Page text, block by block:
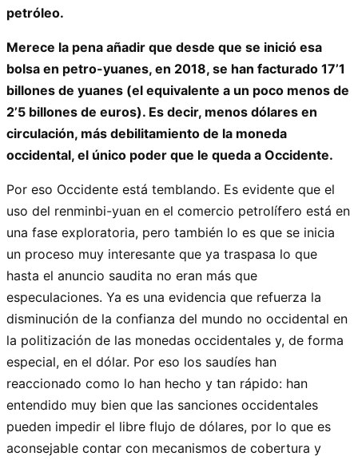
petróleo.
Merece la pena añadir que desde que se inició esa
bolsa en petro-yuanes, en 2018, se han facturado 17’1
billones de yuanes (el equivalente a un poco menos de
2’5 billones de euros). Es decir, menos dólares en
circulación, más debilitamiento de la moneda
occidental, el único poder que le queda a Occidente.
Por eso Occidente está temblando. Es evidente que el
uso del renminbi-yuan en el comercio petrolífero está en
una fase exploratoria, pero también lo es que se inicia
un proceso muy interesante que ya traspasa lo que
hasta el anuncio saudita no eran más que
especulaciones. Ya es una evidencia que refuerza la
disminución de la confianza del mundo no occidental en
la politización de las monedas occidentales y, de forma
especial, en el dólar. Por eso los saudíes han
reaccionado como lo han hecho y tan rápido: han
entendido muy bien que las sanciones occidentales
pueden impedir el libre flujo de dólares, por lo que es
aconsejable contar con mecanismos de cobertura y